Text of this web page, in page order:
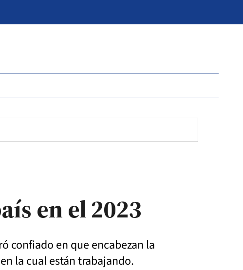
en el 2023
confiado en que encabezan la
la cual están trabajando.